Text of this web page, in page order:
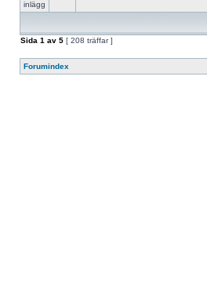
Sida 1 av 5 [ 208 träffar ]
Forumindex